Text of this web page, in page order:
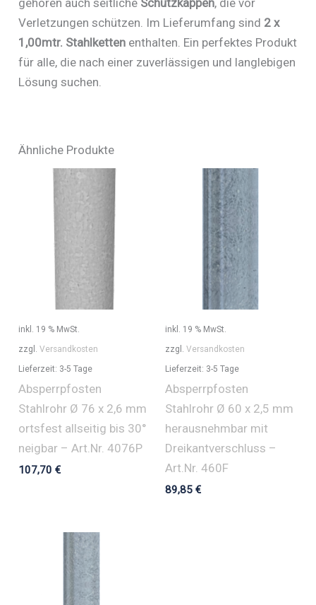
gehören auch seitliche Schutzkappen, die vor
Verletzungen schützen. Im Lieferumfang sind 2 x
1,00mtr. Stahlketten enthalten. Ein perfektes Produkt
für alle, die nach einer zuverlässigen und langlebigen
Lösung suchen.
Ähnliche Produkte
inkl. 19 % MwSt.
zzgl.Versandkosten
Lieferzeit: 3-5 Tage
Absperrpfosten
Stahlrohr Ø 76 x 2,6 mm
ortsfest allseitig bis 30°
neigbar – Art.Nr. 4076P
107,70€
inkl. 19 % MwSt.
zzgl. Versandkosten
Lieferzeit: 3-5 Tage
Absperrpfosten
Stahlrohr Ø 60 x 2,5 mm
herausnehmbar mit
Dreikantverschluss –
Art.Nr. 460F
89,85 €